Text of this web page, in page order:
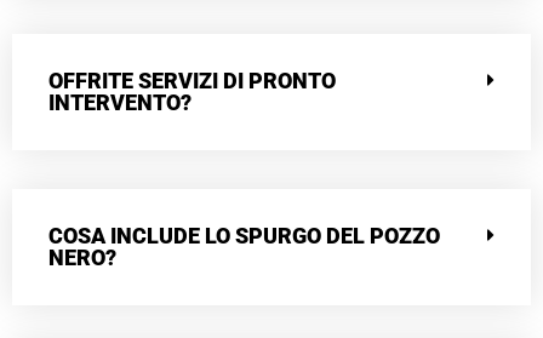
OFFRITE SERVIZI DI PRONTO
INTERVENTO?
COSA INCLUDE LO SPURGO DEL POZZO
NERO?